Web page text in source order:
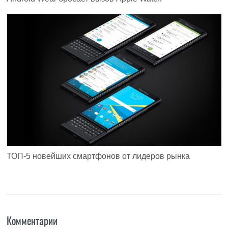
ТОП-5 новейших смартфонов от лидеров рынка
Комментарии